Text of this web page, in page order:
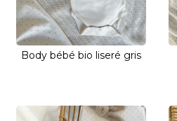
Body bébé bio liseré gris